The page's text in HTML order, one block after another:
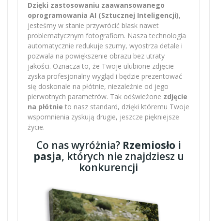
Dzięki zastosowaniu zaawansowanego
oprogramowania AI (Sztucznej Inteligencji),
jesteśmy w stanie przywrócić blask nawet
problematycznym fotografiom. Nasza technologia
automatycznie redukuje szumy, wyostrza detale i
pozwala na powiększenie obrazu bez utraty
jakości. Oznacza to, że Twoje ulubione zdjęcie
zyska profesjonalny wygląd i będzie prezentować
się doskonale na płótnie, niezależnie od jego
pierwotnych parametrów. Tak odświeżone zdjęcie
na płótnie to nasz standard, dzięki któremu Twoje
wspomnienia zyskują drugie, jeszcze piękniejsze
życie.
Co nas wyróżnia? Rzemiosło i
pasja, których nie znajdziesz u
konkurencji